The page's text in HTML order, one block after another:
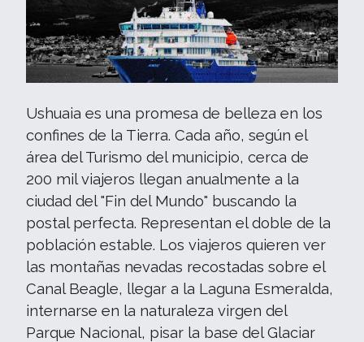
Ushuaia es una promesa de belleza en los
confines de la Tierra. Cada año, según el
área del Turismo del municipio, cerca de
200 mil viajeros llegan anualmente a la
ciudad del "Fin del Mundo" buscando la
postal perfecta. Representan el doble de la
población estable. Los viajeros quieren ver
las montañas nevadas recostadas sobre el
Canal Beagle, llegar a la Laguna Esmeralda,
internarse en la naturaleza virgen del
Parque Nacional, pisar la base del Glaciar